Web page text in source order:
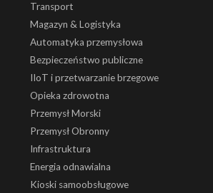
Transport
Magazyn & Logistyka
Automatyka przemysłowa
Bezpieczeństwo publiczne
IIoT i przetwarzanie brzegowe
Opieka zdrowotna
Przemysł Morski
Przemysł Obronny
Infrastruktura
Energia odnawialna
Kioski samoobsługowe